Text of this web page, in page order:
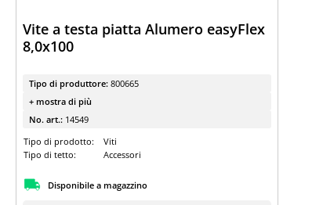
Vite a testa piatta Alumero easyFlex
8,0x100
Tipo di produttore: 800665
+ mostra di più
No. art.: 14549
Tipo di prodotto:
Viti
Tipo di tetto:
Accessori
Disponibile a magazzino